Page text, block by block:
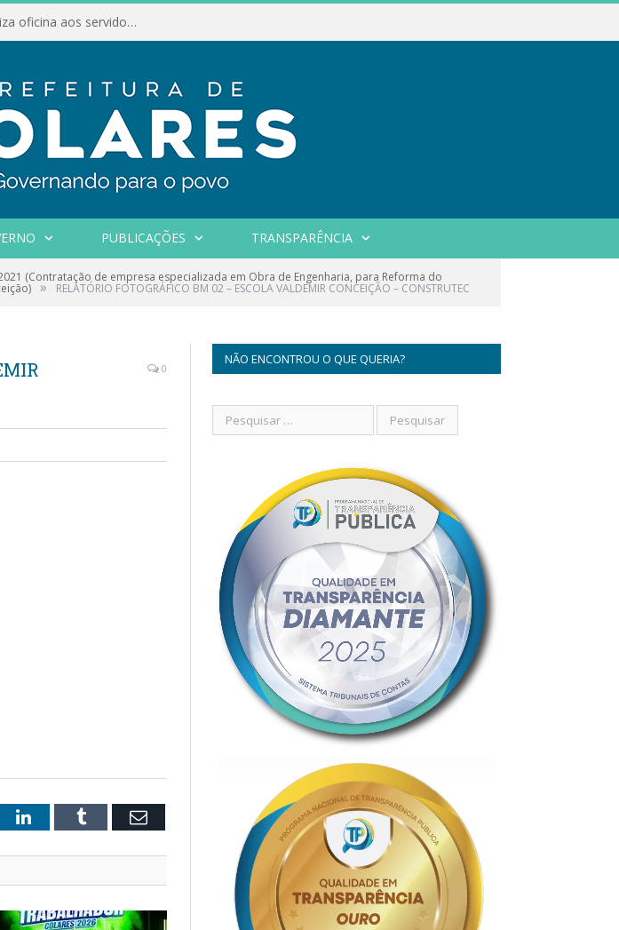
Conselho Municipal de Assistência Social realiza oficina aos servidores
PUBLICAÇÕES TRANSPARÊNCIA
2021 (Contratação de empresa especializada em Obra de Engenharia, para Reforma do
» RELATÓRIO FOTOGRÁFICO BM 02 – ESCOLA VALDEMIR CONCEIÇÃO – CONSTRUTEC
0
LinkedInTumblr Email
NÃO ENCONTROU O QUE QUERIA?